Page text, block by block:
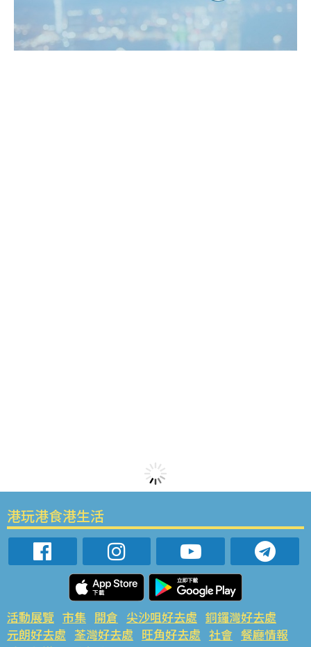
港玩港食港生活
活動展覽 市集 開倉 尖沙咀好去處 銅鑼灣好去處
元朗好去處 荃灣好去處 旺角好去處 社會 餐廳情報